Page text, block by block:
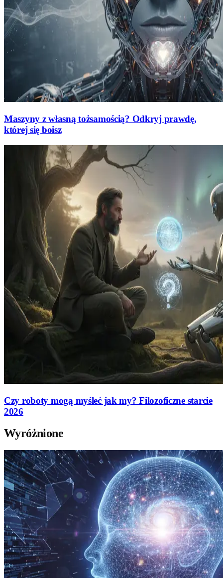
Maszyny z własną tożsamością? Odkryj prawdę,
której się boisz
Czy roboty mogą myśleć jak my? Filozoficzne starcie
2026
Wyróżnione